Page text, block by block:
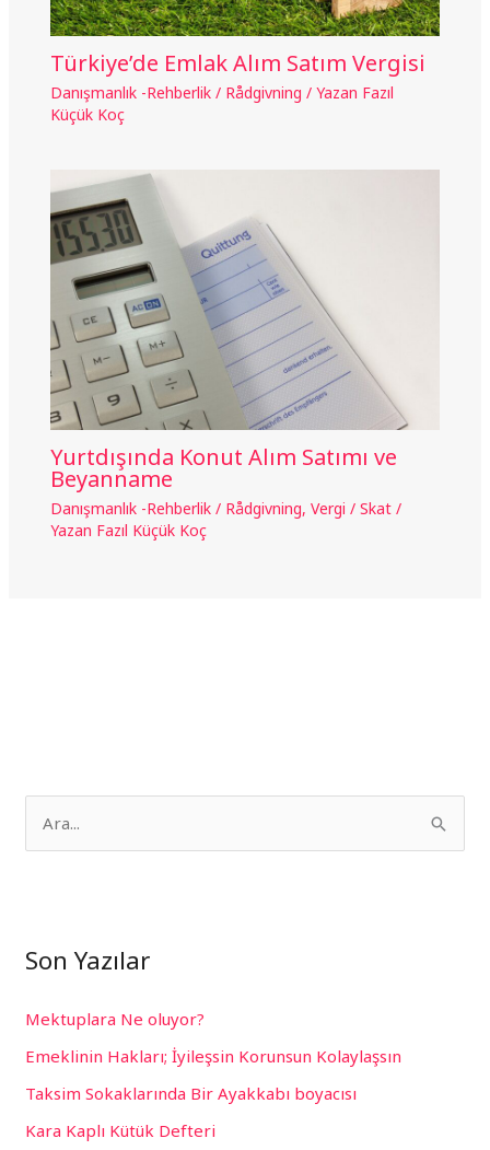
Türkiye’de Emlak Alım Satım Vergisi
Danışmanlık -Rehberlik / Rådgivning / Yazan Fazıl
Küçük Koç
Yurtdışında Konut Alım Satımı ve
Beyanname
Danışmanlık -Rehberlik / Rådgivning, Vergi / Skat/
Yazan Fazıl Küçük Koç
c
f
o
r
:
Son Yazılar
Mektuplara Ne oluyor?
Emeklinin Hakları; İyileşsin Korunsun Kolaylaşsın
Taksim Sokaklarında Bir Ayakkabı boyacısı
Kara Kaplı Kütük Defteri